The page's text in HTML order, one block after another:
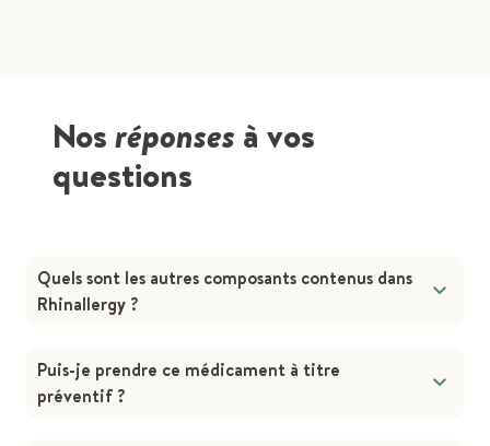
Nosréponses à vos
questions
Quels sont les autres composants contenus dans
Rhinallergy ?
Puis-je prendre ce médicament à titre
préventif ?